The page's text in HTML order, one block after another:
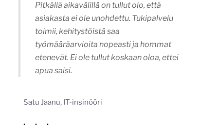
Pitkällä aikavälillä on tullut olo, että
asiakasta ei ole unohdettu. Tukipalvelu
toimii, kehitystöistä saa
työmääräarvioita nopeasti ja hommat
etenevät. Ei ole tullut koskaan oloa, ettei
apua saisi.
Satu Jaanu, IT-insinööri